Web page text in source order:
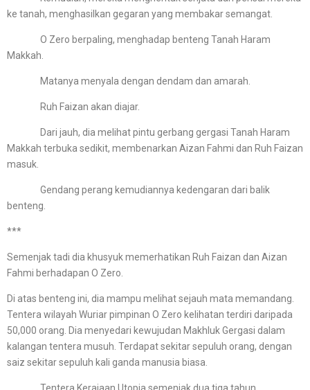
ke tanah, menghasilkan gegaran yang membakar semangat.
O Zero berpaling, menghadap benteng Tanah Haram
Makkah.
Matanya menyala dengan dendam dan amarah.
Ruh Faizan akan diajar.
Dari jauh, dia melihat pintu gerbang gergasi Tanah Haram
Makkah terbuka sedikit, membenarkan Aizan Fahmi dan Ruh Faizan
masuk.
Gendang perang kemudiannya kedengaran dari balik
benteng.
***
Semenjak tadi dia khusyuk memerhatikan Ruh Faizan dan Aizan
Fahmi berhadapan O Zero.
Di atas benteng ini, dia mampu melihat sejauh mata memandang.
Tentera wilayah Wuriar pimpinan O Zero kelihatan terdiri daripada
50,000 orang. Dia menyedari kewujudan Makhluk Gergasi dalam
kalangan tentera musuh. Terdapat sekitar sepuluh orang, dengan
saiz sekitar sepuluh kali ganda manusia biasa.